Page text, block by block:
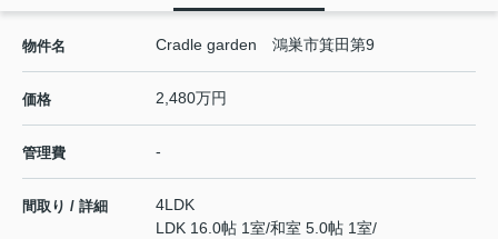
物件名 Cradle garden 鴻巣市箕田第9
価格 2,480万円
管理費 -
間取り / 詳細
4LDK
LDK 16.0帖 1室/和室 5.0帖 1室/